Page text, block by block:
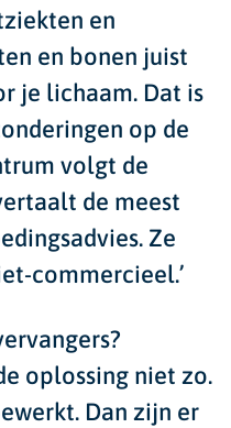
en
en bonen juist
je lichaam. Dat is
op de
volgt de
de meest
Ze
commercieel.’
oplossing niet zo.
Dan zijn er